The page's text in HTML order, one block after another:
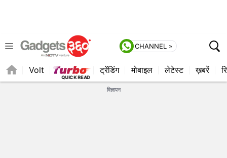
CHANNEL »
Volt ट्रेंडिंग मोबाइल लेटेस्ट ख़बरें
विज्ञापन